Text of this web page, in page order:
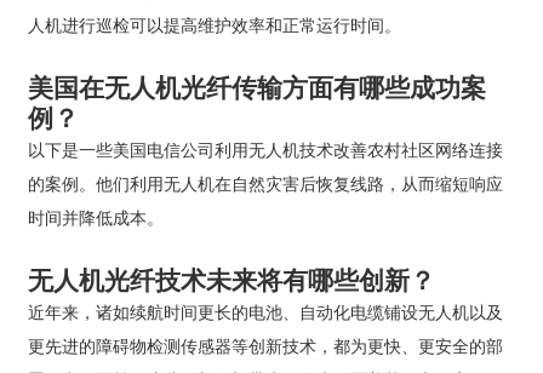
人机进行巡检可以提高维护效率和正常运行时间。
美国在无人机光纤传输方面有哪些成功案
例？
以下是一些美国电信公司利用无人机技术改善农村社区网络连接
的案例。他们利用无人机在自然灾害后恢复线路，从而缩短响应
时间并降低成本。
无人机光纤技术未来将有哪些创新？
近年来，诸如续航时间更长的电池、自动化电缆铺设无人机以及
更先进的障碍物检测传感器等创新技术，都为更快、更安全的部